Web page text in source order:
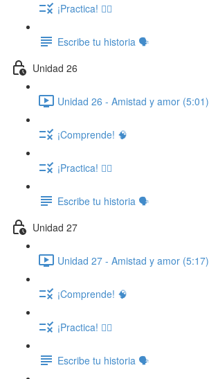
¡Practica! ✍🏽
Escribe tu historia 🗣️
Unidad 26
Unidad 26 - Amistad y amor (5:01)
¡Comprende! 🧠
¡Practica! ✍🏽
Escribe tu historia 🗣️
Unidad 27
Unidad 27 - Amistad y amor (5:17)
¡Comprende! 🧠
¡Practica! ✍🏽
Escribe tu historia 🗣️